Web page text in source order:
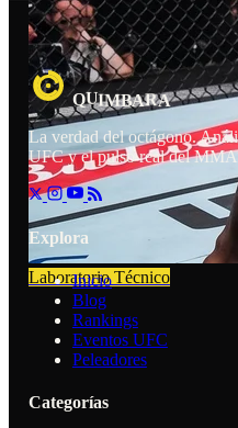
Laboratorio Técnico
QUIMBARA
La verdad del octágono.
UFC y el pulso real del
Explora
Inicio
Blog
Rankings
Eventos UFC
Peleadores
Categorías